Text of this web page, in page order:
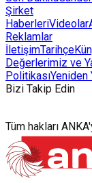
Şirket
HaberleriVideolar
Reklamlar
İletişimTarihçe
Değerlerimiz ve
PolitikasıYeniden
Bizi Takip Edin
Tüm hakları